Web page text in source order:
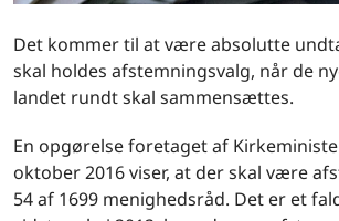
Det kommer til at være absolutte
skal holdes afstemningsvalg, når de
landet rundt skal sammensættes.
En opgørelse foretaget af
oktober 2016 viser, at der skal være
54 af 1699 menighedsråd. Det er et